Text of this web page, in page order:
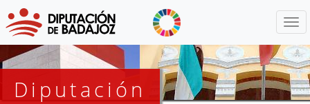
Diputación